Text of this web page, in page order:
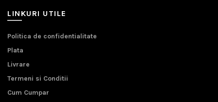
LINKURI UTILE
Politica de confidentialitate
Plata
Livrare
Termeni si Conditii
Cum Cumpar